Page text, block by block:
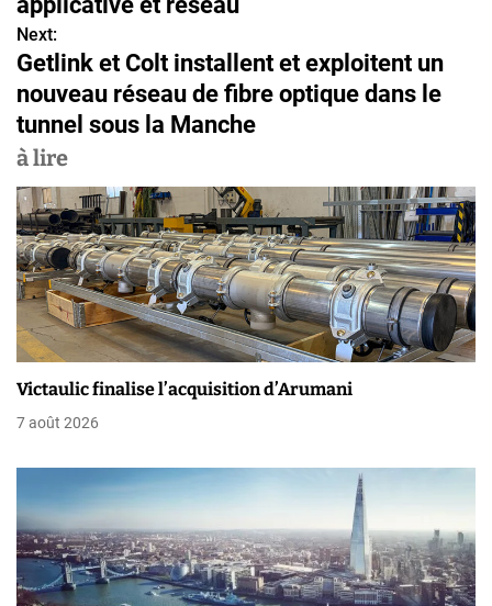
v
i
g
a
t
i
o
n
d
e
’
a
r
Next:
Getlink et Colt installent et exploitent un
nouveau réseau de fibre optique dans le
tunnel sous la Manche
à lire
Victaulic finalise l’acquisition d’Arumani
7 août 2026